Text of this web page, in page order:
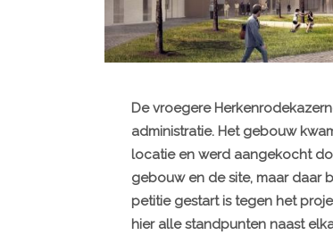
De vroegere
administratie. Het gebouw
locatie en werd aangekocht
gebouw en de site, maar daar
petitie gestart is tegen het
hier alle standpunten naast